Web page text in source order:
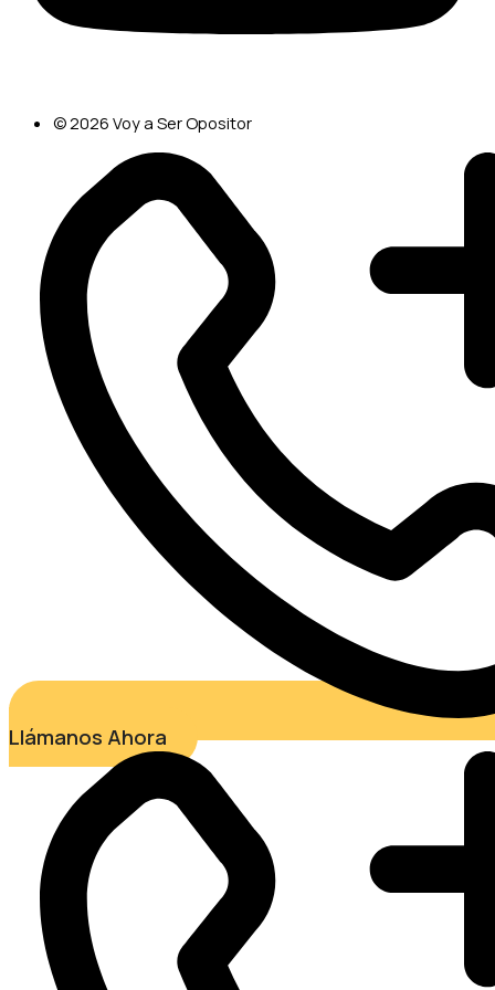
© 2026 Voy a Ser Opositor
Llámanos Ahora